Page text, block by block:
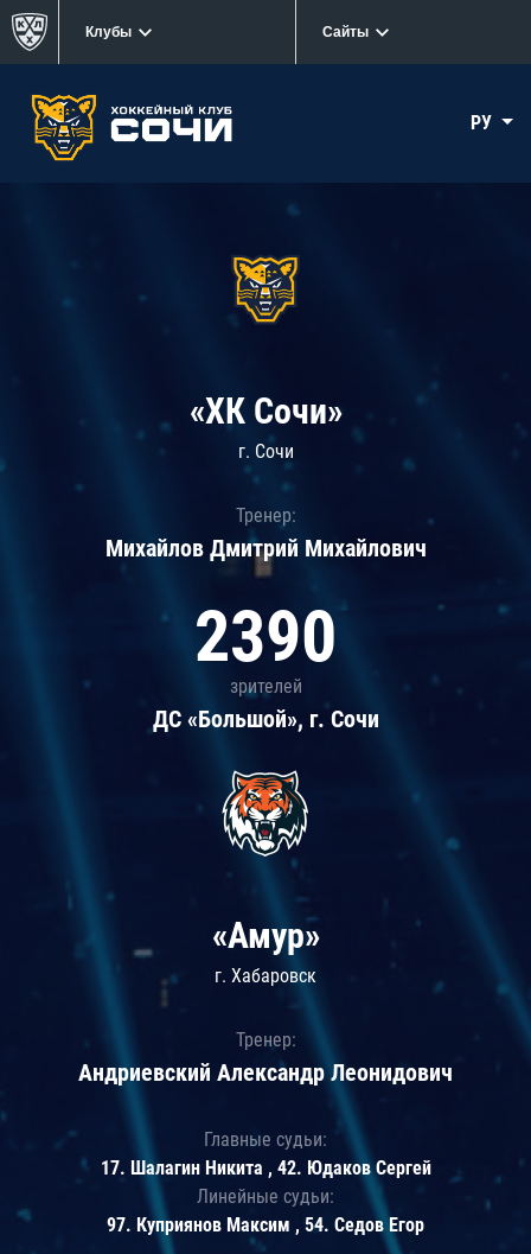
Клубы Сайты
РУ
«ХК Сочи»
г. Сочи
Тренер:
Михайлов Дмитрий Михайлович
2390
зрителей
ДС «Большой», г. Сочи
«Амур»
г. Хабаровск
Тренер:
Андриевский Александр Леонидович
Главные судьи:
17. Шалагин Никита , 42. Юдаков Сергей
Линейные судьи:
97. Куприянов Максим , 54. Седов Егор